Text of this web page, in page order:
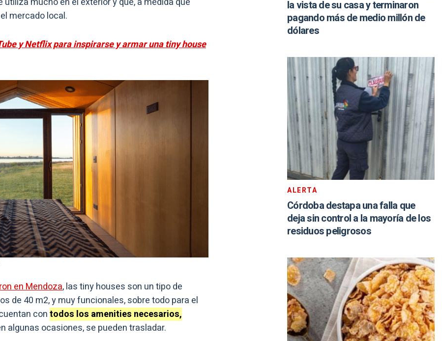
mercado local.
y Netflix para inspirarse y armar una tiny house
en Mendoza, las tiny houses son un tipo de
de 40 m2, y muy funcionales, sobre todo para el
contodos los amenities necesarios,
algunas ocasiones, se pueden trasladar.
la vista de su casa y terminaron
pagando más de medio millón de
dólares
ALERTA
Córdoba destapa una falla que
deja sin control a la mayoría de los
residuos peligrosos